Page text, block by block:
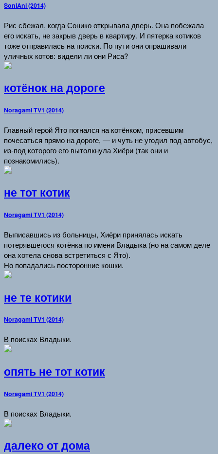
SoniAni (2014)
Рис сбежал, когда Сонико открывала дверь. Она побежала
его искать, не закрыв дверь в квартиру. И пятерка котиков
тоже отправилась на поиски. По пути они опрашивали
уличных котов: видели ли они Риса?
котёнок на дороге
Noragami TV1 (2014)
Главный герой Ято погнался на котёнком, присевшим
почесаться прямо на дороге, — и чуть не угодил под автобус,
из-под которого его вытолкнула Хиёри (так они и
познакомились).
не тот котик
Noragami TV1 (2014)
Выписавшись из больницы, Хиёри принялась искать
потерявшегося котёнка по имени Владыка (но на самом деле
она хотела снова встретиться с Ято).
Но попадались посторонние кошки.
не те котики
Noragami TV1 (2014)
В поисках Владыки.
опять не тот котик
Noragami TV1 (2014)
В поисках Владыки.
далеко от дома